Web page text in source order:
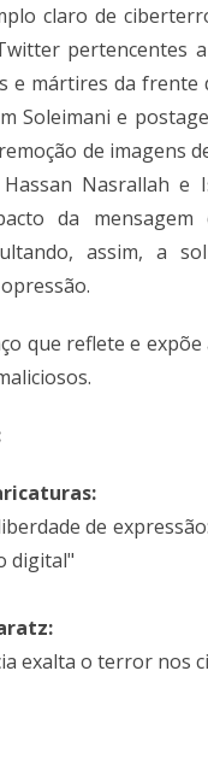
claro de
pertencentes
e mártires da frente
Soleimani e
de imagens
Nasrallah e
da mensagem
assim, a
que reflete e expõe
de
digital"
exalta o terror nos